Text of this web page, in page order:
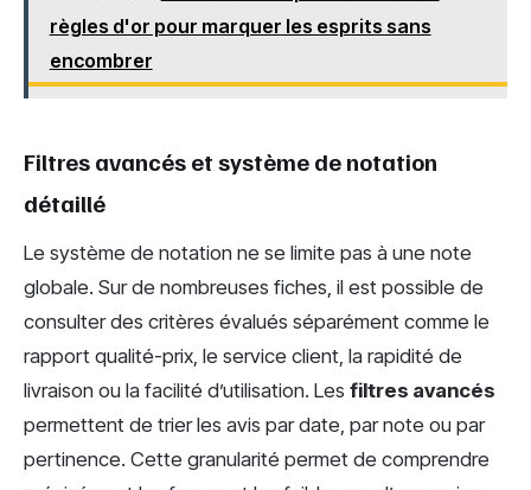
règles d'or pour marquer les esprits sans
encombrer
Filtres avancés et système de notation
détaillé
Le système de notation ne se limite pas à une note
globale. Sur de nombreuses fiches, il est possible de
consulter des critères évalués séparément comme le
rapport qualité-prix, le service client, la rapidité de
livraison ou la facilité d’utilisation. Les filtres avancés
permettent de trier les avis par date, par note ou par
pertinence. Cette granularité permet de comprendre